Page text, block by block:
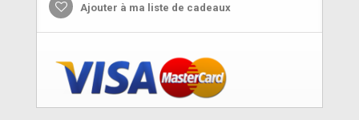
Ajouter à ma liste de cadeaux